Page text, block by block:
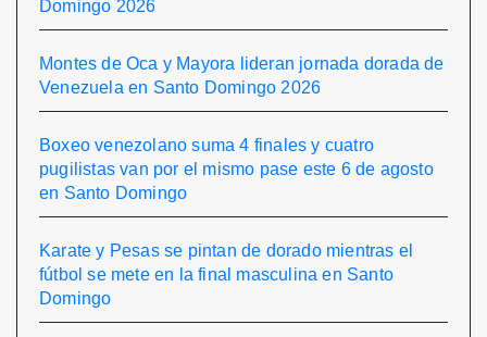
Domingo 2026
Montes de Oca y Mayora lideran jornada dorada de
Venezuela en Santo Domingo 2026
Boxeo venezolano suma 4 finales y cuatro
pugilistas van por el mismo pase este 6 de agosto
en Santo Domingo
Karate y Pesas se pintan de dorado mientras el
fútbol se mete en la final masculina en Santo
Domingo